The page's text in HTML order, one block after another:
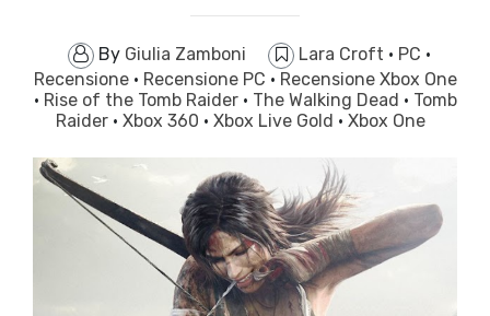
By Giulia Zamboni Lara Croft · PC ·
Recensione · Recensione PC · Recensione Xbox One
· Rise of the Tomb Raider · The Walking Dead · Tomb
Raider · Xbox 360 · Xbox Live Gold · Xbox One